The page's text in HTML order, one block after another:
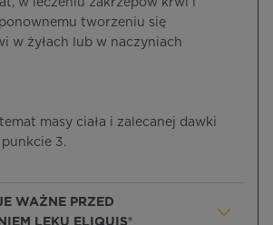
w leczeniu zakrzepów krwi i
tworzeniu się
w żyłach lub w naczyniach
masy ciała i zalecanej dawki
3.
WAŻNE PRZED
LEKU ELIQUIS®